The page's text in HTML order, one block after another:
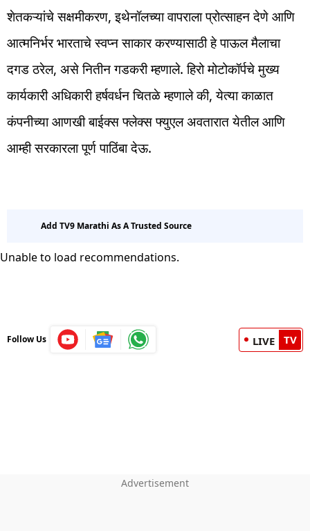
शेतकऱ्यांचे सक्षमीकरण, इथेनॉलच्या वापराला प्रोत्साहन देणे आणि
आत्मनिर्भर भारताचे स्वप्न साकार करण्यासाठी हे पाऊल मैलाचा
दगड ठरेल, असे नितीन गडकरी म्हणाले. हिरो मोटोकॉर्पचे मुख्य
कार्यकारी अधिकारी हर्षवर्धन चितळे म्हणाले की, येत्या काळात
कंपनीच्या आणखी बाईक्स फ्लेक्स फ्युएल अवतारात येतील आणि
आम्ही सरकारला पूर्ण पाठिंबा देऊ.
Add TV9 Marathi As A Trusted Source
Unable to load recommendations.
Follow Us LIVE TV